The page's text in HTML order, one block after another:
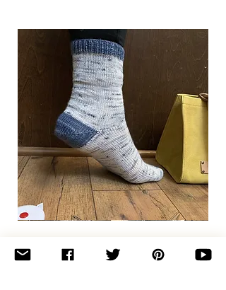
Basic
Socks
Join the newsletter